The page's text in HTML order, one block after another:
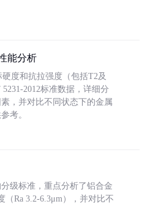
能分析
度和抗拉强度（包括T2及
2012标准数据，详细分
，并对比不同状态下的金属
考。
级标准，重点分析了铝合金
（Ra 3.2-6.3μm），并对比不